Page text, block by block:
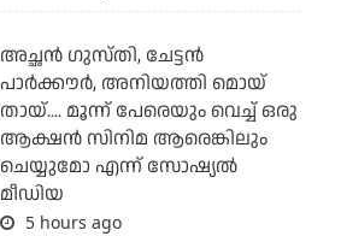
അച്ഛന്‍ ഗുസ്തി, ചേട്ടന്‍
പാര്‍ക്കൗര്‍, അനിയത്തി മൊയ്
തായ്.... മൂന്ന് പേരെയും വെച്ച് ഒരു
ആക്ഷന്‍ സിനിമ ആരെങ്കിലും
ചെയ്യുമോ എന്ന് സോഷ്യല്‍
മീഡിയ
5 hours ago